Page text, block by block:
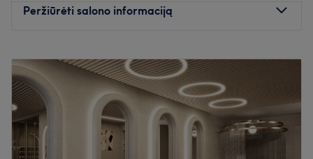
Peržiūrėti salono informaciją
Antradienis
14:00
Trečiadienis
14:00
Ketvirtadienis
14:00–22:00
Penktadienis
14:00–22:00
Šeštadienis
14:00–22:00
Sekmadienis
–